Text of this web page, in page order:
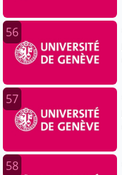
56
57
58